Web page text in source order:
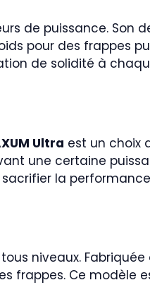
de puissance. Son
pour des frappes
de solidité à
Ultra est un choix
une certaine
la
niveaux.
frappes. Ce modèle